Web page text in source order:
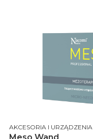
PRODUCENT
AKCESORIA I URZĄDZENIA